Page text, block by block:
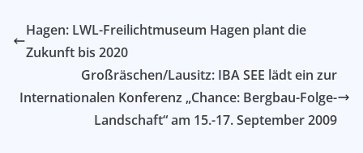
Hagen: LWL-Freilichtmuseum Hagen plant die
Zukunft bis 2020
Großräschen/Lausitz: IBA SEE lädt ein zur
Internationalen Konferenz „Chance: Bergbau-Folge-
Landschaft“ am 15.-17. September 2009